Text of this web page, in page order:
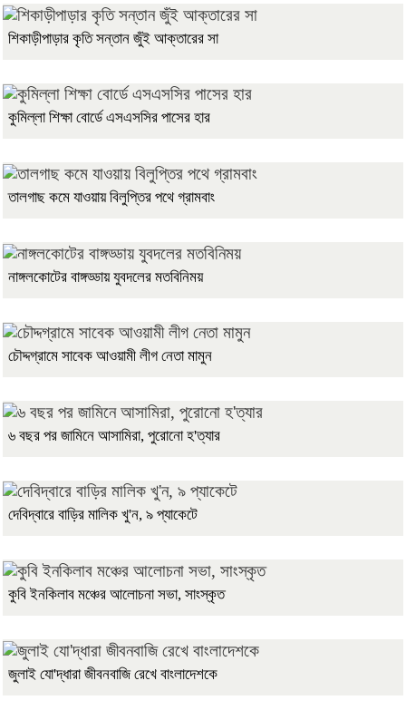
শিকাড়ীপাড়ার কৃতি সন্তান জুঁই আক্তারের সা
কুমিল্লা শিক্ষা বোর্ডে এসএসসির পাসের হার
তালগাছ কমে যাওয়ায় বিলুপ্তির পথে গ্রামবাং
নাঙ্গলকোটের বাঙ্গড্ডায় যুবদলের মতবিনিময়
চৌদ্দগ্রামে সাবেক আওয়ামী লীগ নেতা মামুন
৬ বছর পর জামিনে আসামিরা, পুরোনো হ'ত্যার
দেবিদ্বারে বাড়ির মালিক খু'ন, ৯ প্যাকেটে
কুবি ইনকিলাব মঞ্চের আলোচনা সভা, সাংস্কৃত
জুলাই যো'দ্ধারা জীবনবাজি রেখে বাংলাদেশকে